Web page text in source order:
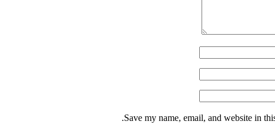
Save my name, email, and website in